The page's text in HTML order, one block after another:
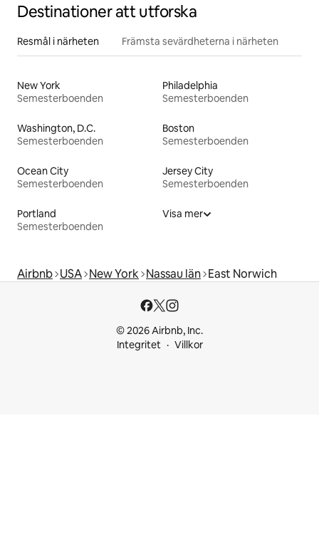
Destinationer att utforska
Resmål i närheten Främsta sevärdheterna i närheten
New York
Semesterboenden
Philadelphia
Semesterboenden
Washington, D.C.
Semesterboenden
Boston
Semesterboenden
Ocean City
Semesterboenden
Jersey City
Semesterboenden
Portland
Semesterboenden
Visa mer
Airbnb USA New York Nassau län East Norwich
© 2026 Airbnb, Inc.
Integritet
Villkor